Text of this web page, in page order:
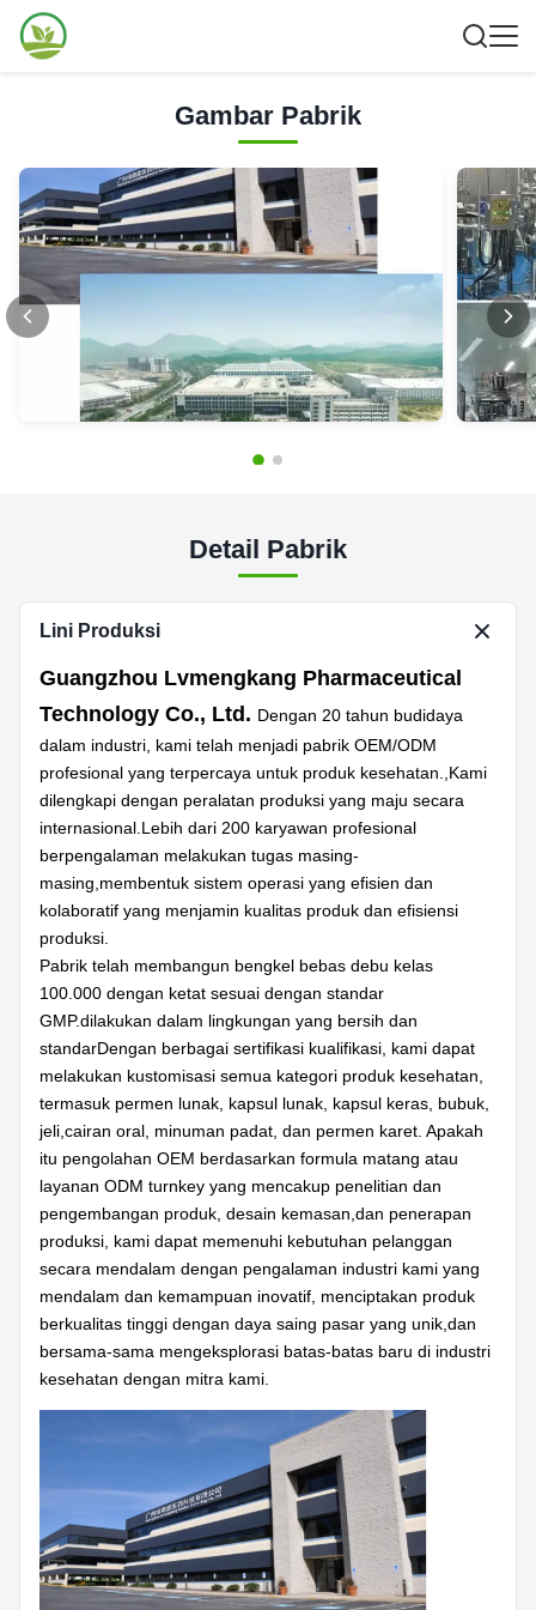
Gambar Pabrik
Detail Pabrik
Lini Produksi
Guangzhou Lvmengkang Pharmaceutical
Technology Co., Ltd. Dengan 20 tahun budidaya
dalam industri, kami telah menjadi pabrik OEM/ODM
profesional yang terpercaya untuk produk kesehatan.,Kami
dilengkapi dengan peralatan produksi yang maju secara
internasional.Lebih dari 200 karyawan profesional
berpengalaman melakukan tugas masing-
masing,membentuk sistem operasi yang efisien dan
kolaboratif yang menjamin kualitas produk dan efisiensi
produksi.
Pabrik telah membangun bengkel bebas debu kelas
100.000 dengan ketat sesuai dengan standar
GMP.dilakukan dalam lingkungan yang bersih dan
standarDengan berbagai sertifikasi kualifikasi, kami dapat
melakukan kustomisasi semua kategori produk kesehatan,
termasuk permen lunak, kapsul lunak, kapsul keras, bubuk,
jeli,cairan oral, minuman padat, dan permen karet. Apakah
itu pengolahan OEM berdasarkan formula matang atau
layanan ODM turnkey yang mencakup penelitian dan
pengembangan produk, desain kemasan,dan penerapan
produksi, kami dapat memenuhi kebutuhan pelanggan
secara mendalam dengan pengalaman industri kami yang
mendalam dan kemampuan inovatif, menciptakan produk
berkualitas tinggi dengan daya saing pasar yang unik,dan
bersama-sama mengeksplorasi batas-batas baru di industri
kesehatan dengan mitra kami.